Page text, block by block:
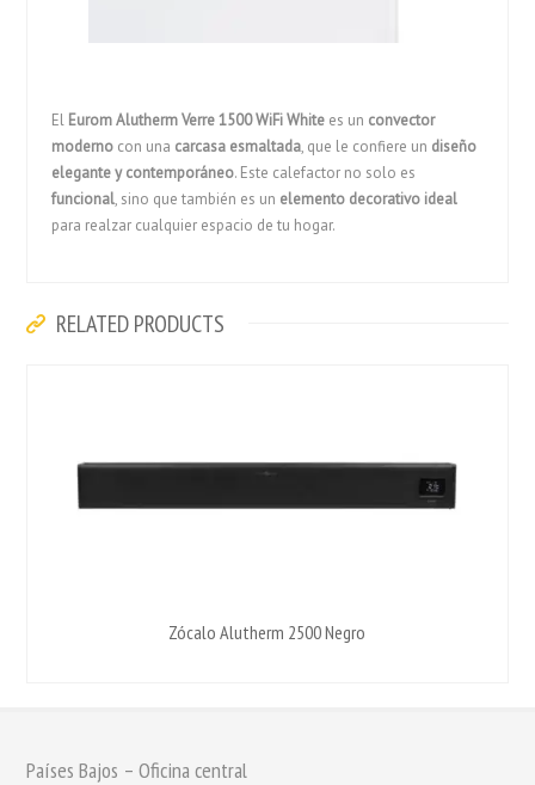
El Eurom Alutherm Verre 1500 WiFi White es un convector
moderno con una carcasa esmaltada, que le confiere un diseño
elegante y contemporáneo. Este calefactor no solo es
funcional, sino que también es un elemento decorativo ideal
para realzar cualquier espacio de tu hogar.
RELATED PRODUCTS
Zócalo Alutherm 2500 Negro
Países Bajos – Oficina central